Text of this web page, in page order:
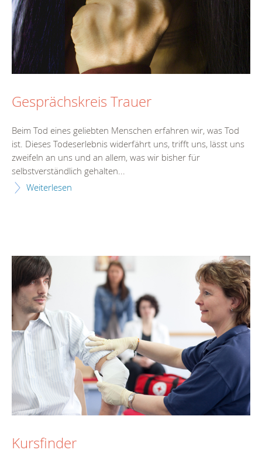
Gesprächskreis Trauer
Beim Tod eines geliebten Menschen erfahren wir, was Tod
ist. Dieses Todeserlebnis widerfährt uns, trifft uns, lässt uns
zweifeln an uns und an allem, was wir bisher für
selbstverständlich gehalten...
Weiterlesen
Kursfinder